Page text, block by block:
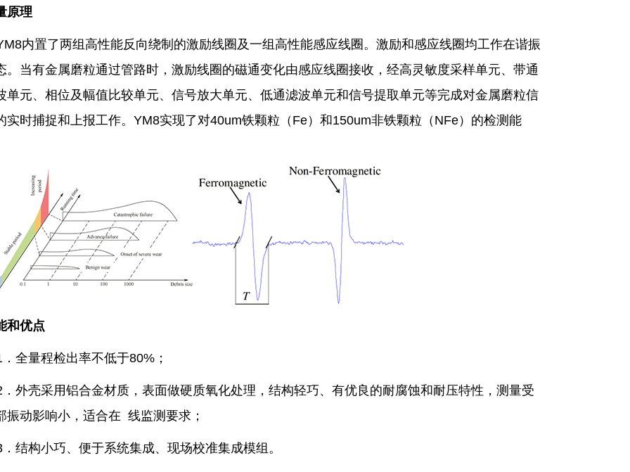
原理
内置了两组高性能反向绕制的激励线圈及一组高性能感应线圈。激励和感应线圈均工作在谐振
。当有金属磨粒通过管路时，激励线圈的磁通变化由感应线圈接收，经高灵敏度采样单元、带通
单元、相位及幅值比较单元、信号放大单元、低通滤波单元和信号提取单元等完成对金属磨粒信
实时捕捉和上报工作。 YM8实现了对40um铁颗粒（Fe）和150um非铁颗粒（NFe）的检测能
和优点
量程检出率不低于80%；
壳采用铝合金材质，表面做硬质氧化处理，结构轻巧、有优良的耐腐蚀和耐压特性，测量受
振动影响小，适合在 线监测要求；
构小巧、便于系统集成、现场校准集成模组。